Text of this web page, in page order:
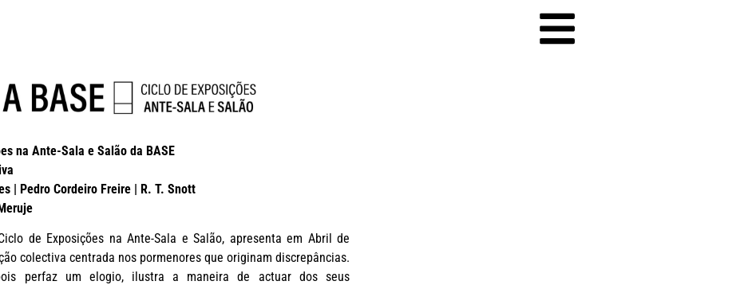
na Ante-Sala e Salão da BASE
| Pedro Cordeiro Freire | R. T. Snott
de Exposições na Ante-Sala e Salão, apresenta em Abril de
colectiva centrada nos pormenores que originam discrepâncias.
perfaz um elogio, ilustra a maneira de actuar dos seus